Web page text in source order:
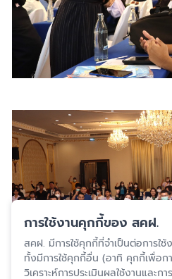
การใช้งานคุกกี้ของ สคฝ.
สคฝ. มีการใช้คุกกี้ที่จำเป็นต่อการใช้
ทั้งมีการใช้คุกกี้อื่น (อาทิ คุกกี้เพื่อก
วิเคราะห์การประเมินผลใช้งานและ